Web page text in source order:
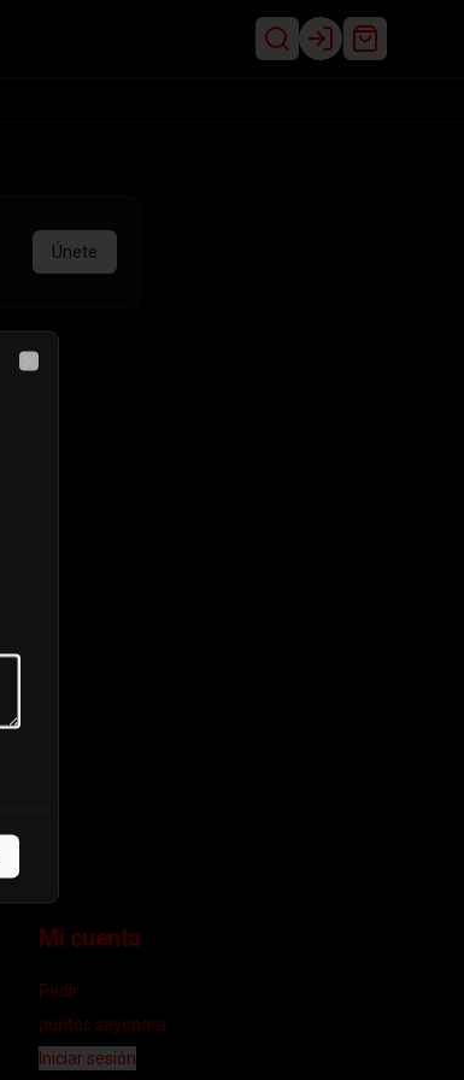
Login
Únete
Mi cuenta
Pedir
puntos sayonara
Iniciar sesión